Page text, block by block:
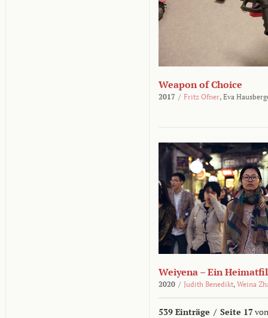
Weapon of Choice
2017 / Fritz Ofner, Eva
Weiyena – Ein
2020 / Judith Benedikt, Weina
539 Einträge / Seite 17